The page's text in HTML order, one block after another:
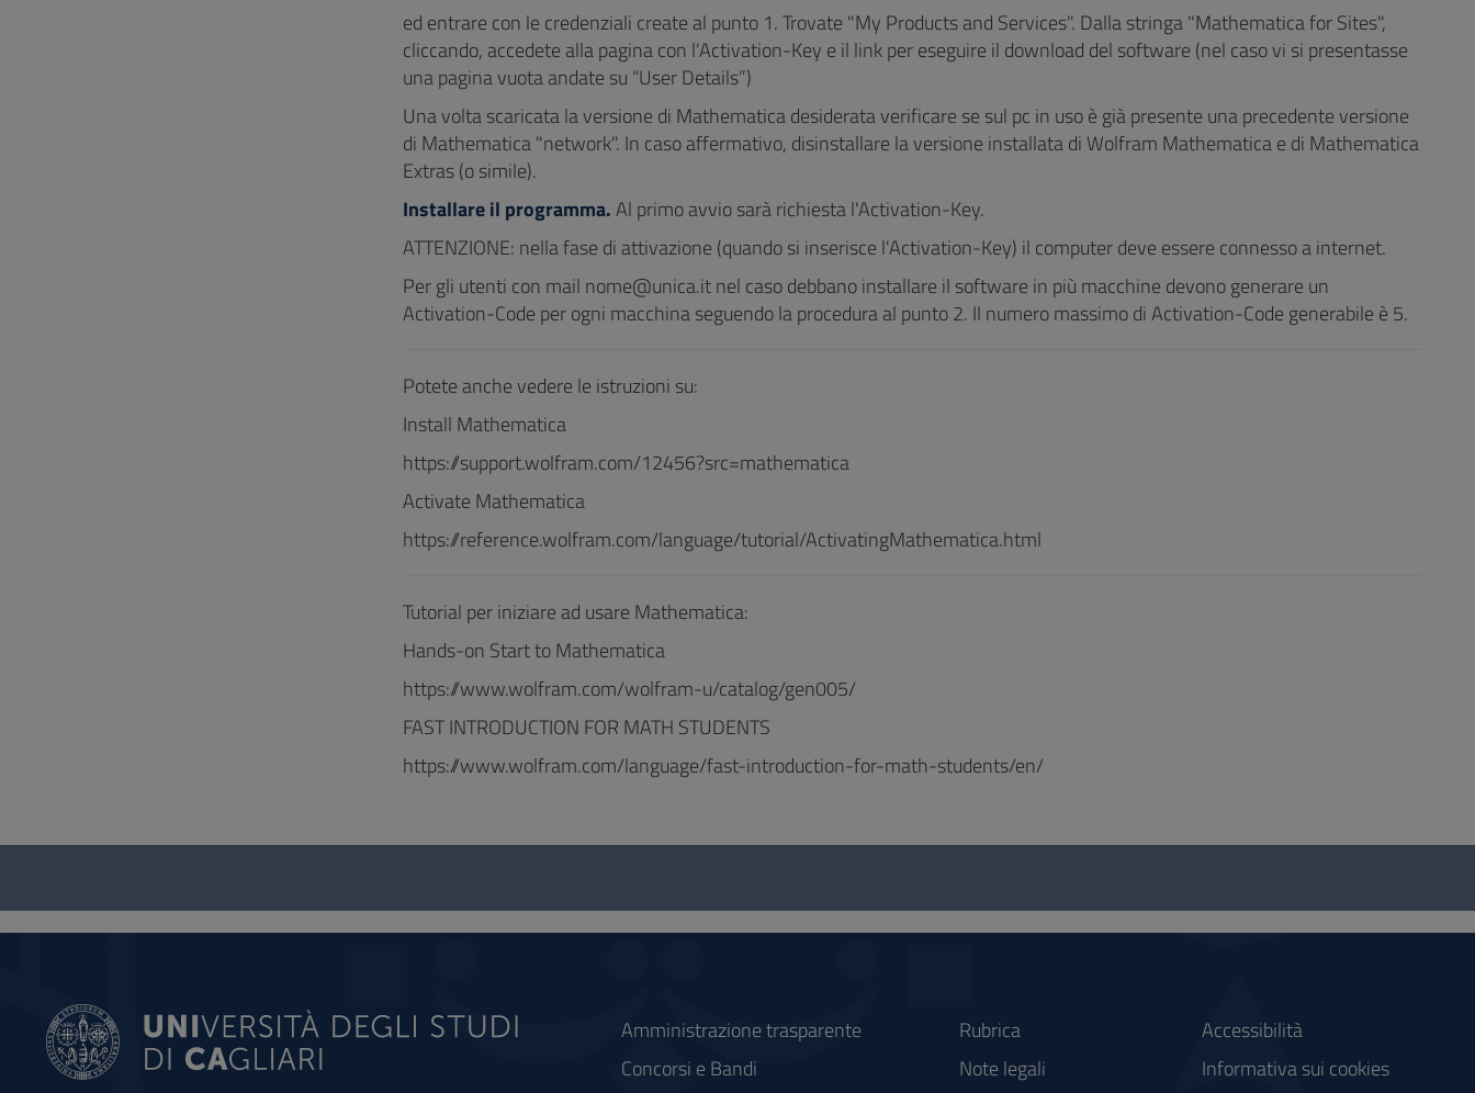
ed entrare con le credenziali create al punto 1. Trovate "My Products and Services". Dalla stringa "Mathematica for Sites",
cliccando, accedete alla pagina con l'Activation-Key e il link per eseguire il download del software (nel caso vi si presentasse
una pagina vuota andate su “User Details”)
Una volta scaricata la versione di Mathematica desiderata verificare se sul pc in uso è già presente una precedente versione
di Mathematica "network". In caso affermativo, disinstallare la versione installata di Wolfram Mathematica e di Mathematica
Extras (o simile).
Installare il programma.Al primo avvio sarà richiesta l'Activation-Key.
ATTENZIONE: nella fase di attivazione (quando si inserisce l'Activation-Key) il computer deve essere connesso a internet.
Per gli utenti con mail nome@unica.it nel caso debbano installare il software in più macchine devono generare un
Activation-Code per ogni macchina seguendo la procedura al punto 2. Il numero massimo di Activation-Code generabile è 5.
Potete anche vedere le istruzioni su:
Install Mathematica
https://support.wolfram.com/12456?src=mathematica
Activate Mathematica
https://reference.wolfram.com/language/tutorial/ActivatingMathematica.html
Tutorial per iniziare ad usare Mathematica:
Hands-on Start to Mathematica
https://www.wolfram.com/wolfram-u/catalog/gen005/
FAST INTRODUCTION FOR MATH STUDENTS
https://www.wolfram.com/language/fast-introduction-for-math-students/en/
Questionnaire
social
Amministrazione trasparente
Concorsi e Bandi
Rubrica
Note legali
Accessibilità
Informativa sui cookies